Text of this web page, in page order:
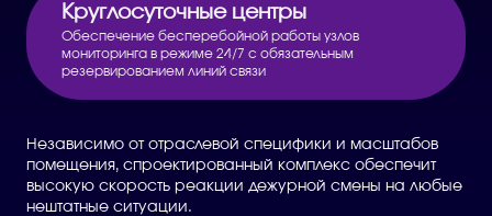
Круглосуточные центры
Обеспечение бесперебойной работы узлов
мониторинга в режиме 24/7 с обязательным
резервированием линий связи
Независимо от отраслевой специфики и масштабов
помещения, спроектированный комплекс обеспечит
высокую скорость реакции дежурной смены на любые
нештатные ситуации.